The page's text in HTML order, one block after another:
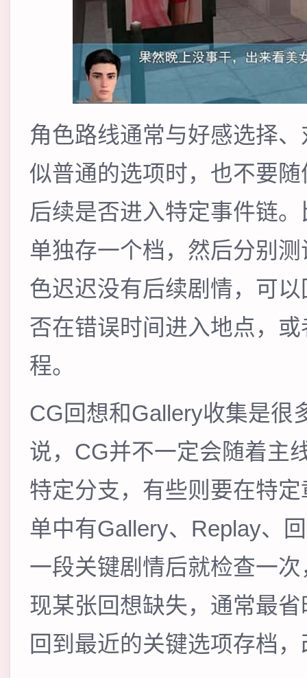
角色路线通常与好感选择
似普通的选项时，也不要
后续是否进入特定事件链
单独存一个档，然后分别
色迟迟没有后续剧情，可
否在错误时间进入地点，
程。
CG回想和Gallery收集是很
说，CG并不一定会随着主
特定分支，有些则要在特
单中有Gallery、Replay、
一段关键剧情后就检查一
现某张回想缺失，通常最
回到最近的关键选项存档